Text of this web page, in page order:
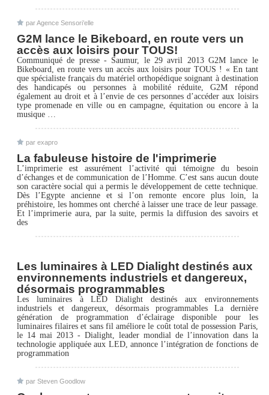
par Agence Sensori’elle
G2M lance le Bikeboard, en route vers un
accès aux loisirs pour TOUS!
Communiqué de presse - Saumur, le 29 avril 2013 G2M lance le
Bikeboard, en route vers un accès aux loisirs pour TOUS ! « En tant
que spécialiste français du matériel orthopédique soignant à destination
des handicapés ou personnes à mobilité réduite, G2M répond
également au droit et à l’envie de ces personnes d’accéder aux loisirs
type promenade en ville ou en campagne, équitation ou encore à la
musique …
par exapro
La fabuleuse histoire de l'imprimerie
L’imprimerie est assurément l’activité qui témoigne du besoin
d’échanges et de communication de l’Homme. C’est sans aucun doute
son caractère social qui a permis le développement de cette technique.
Dès l’Egypte ancienne et si l’on remonte encore plus loin, la
préhistoire, les hommes ont cherché à laisser une trace de leur passage.
Et l’imprimerie aura, par la suite, permis la diffusion des savoirs et
des
Les luminaires à LED Dialight destinés aux
environnements industriels et dangereux,
désormais programmables
Les luminaires à LED Dialight destinés aux environnements
industriels et dangereux, désormais programmables La dernière
génération de programmation d’éclairage disponible pour les
luminaires filaires et sans fil améliore le coût total de possession Paris,
le 14 mai 2013 - Dialight, leader mondial de l’innovation dans la
technologie appliquée aux LED, annonce l’intégration de fonctions de
programmation
par Steven Goodlow